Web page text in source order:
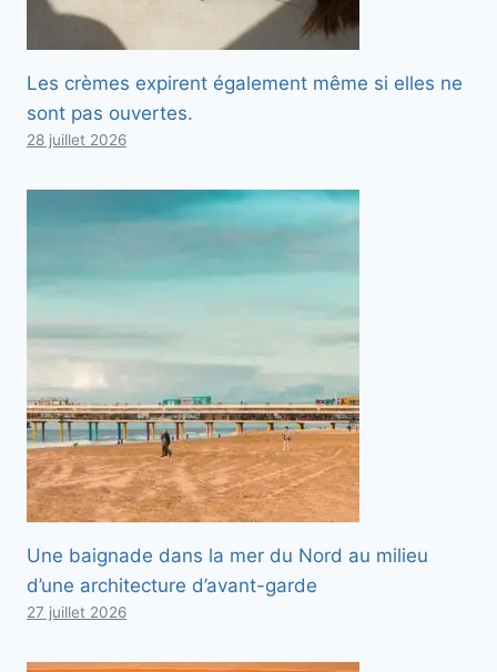
Les crèmes expirent également même si elles ne
sont pas ouvertes.
28 juillet 2026
Une baignade dans la mer du Nord au milieu
d’une architecture d’avant-garde
27 juillet 2026